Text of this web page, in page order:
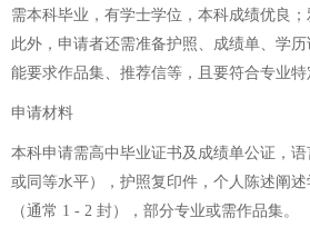
需本科毕业，有学士学位，本科成绩优良；
此外，申请者还需准备护照、成绩单、学
能要求作品集、推荐信等，且要符合专业特
申请材料
本科申请需高中毕业证书及成绩单公证，
或同等水平），护照复印件，个人陈述阐
（通常 1 - 2 封），部分专业或需作品集。